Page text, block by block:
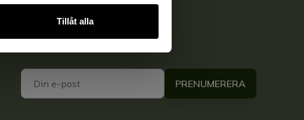
Tillåt alla
Nyhetsbrev för privatpersoner
PRENUMERERA